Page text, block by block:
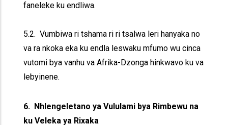
faneleke ku endliwa.
5.2. Vumbiwa ri tshama ri ri tsalwa leri hanyaka no
va ra nkoka eka ku endla leswaku mfumo wu cinca
vutomi bya vanhu va Afrika-Dzonga hinkwavo ku va
lebyinene.
6. Nhlengeletano ya Vululami bya Rimbewu na
ku Veleka ya Rixaka